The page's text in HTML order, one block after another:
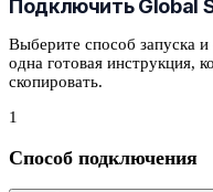
ПодключитьGlobal
Выберите способ запуска
одна готовая инструкция,
скопировать.
1
Способ подключения